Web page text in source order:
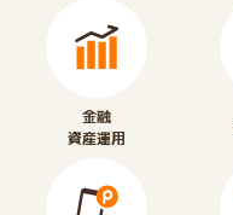
金融
資産運用